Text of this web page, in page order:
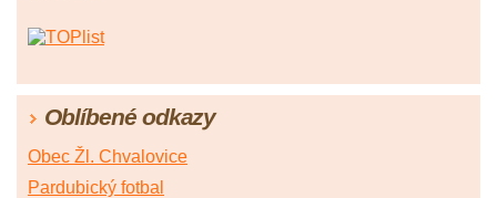
Oblíbené odkazy
Obec Žl. Chvalovice
Pardubický fotbal